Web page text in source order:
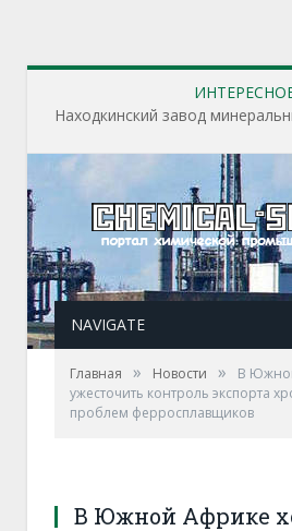
NAVIGATE
Главная » Новости »
В
ужесточить контроль экспорта
проблем ферросплавщиков
В Южной Африке